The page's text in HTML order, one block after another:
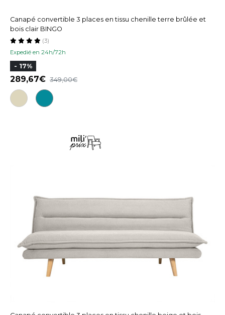
Canapé convertible 3 places en tissu chenille terre brûlée et
bois clair BINGO
Expedié en 24h/72h
(3)
- 17%
289,67 349,00